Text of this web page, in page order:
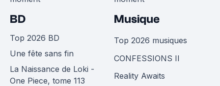
BD
Top 2026 BD
Une fête sans fin
La Naissance de Loki -
One Piece, tome 113
Musique
Top 2026 musiques
CONFESSIONS II
Reality Awaits